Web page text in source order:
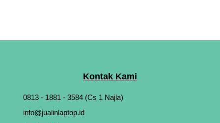
Kontak Kami
0813 - 1881 - 3584 (Cs 1 Najla)
info@jualinlaptop.id